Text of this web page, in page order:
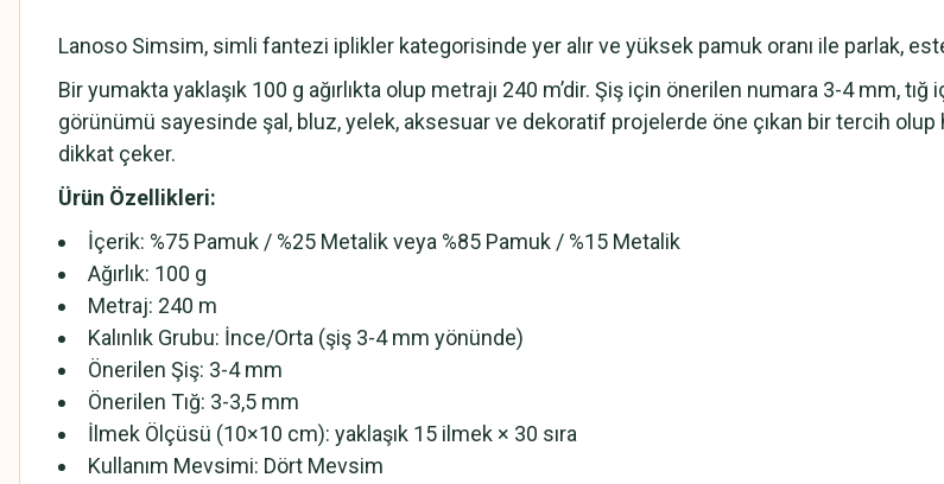
Lanoso Simsim, simli fantezi iplikler kategorisinde yer alır ve yüksek pamuk oranı ile parlak,
Bir yumakta yaklaşık 100 g ağırlıkta olup metrajı 240 m’dir. Şiş için önerilen numara 3-4 mm,
görünümü sayesinde şal, bluz, yelek, aksesuar ve dekoratif projelerde öne çıkan bir tercih
dikkat çeker.
Ürün Özellikleri:
İçerik: %75 Pamuk / %25 Metalik veya %85 Pamuk / %15 Metalik
Ağırlık: 100 g
Metraj: 240 m
Kalınlık Grubu: İnce/Orta (şiş 3-4 mm yönünde)
Önerilen Şiş: 3-4 mm
Önerilen Tığ: 3-3,5 mm
İlmek Ölçüsü (10×10 cm): yaklaşık 15 ilmek × 30 sıra
Kullanım Mevsimi: Dört Mevsim